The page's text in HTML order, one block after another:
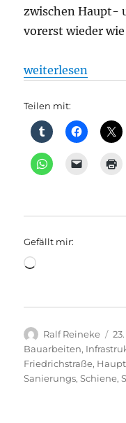
zwischen Haupt-
vorerst wieder
„Bahnverkehr:
weiterlesen
Teilen mit:
Gefällt mir:
Wird
Autor
Ralf Reineke
Bauarbeiten,
Friedrichstraße,
Sanierungs,Schiene,